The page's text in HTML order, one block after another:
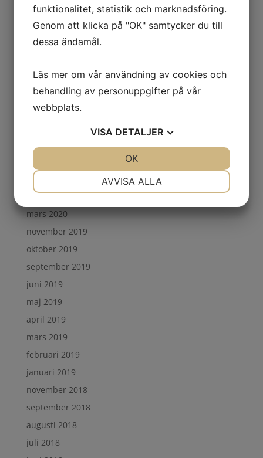
mars 2022
februari 2022
oktober 2021
april 2021
februari 2021
november 2020
maj 2020
april 2020
mars 2020
november 2019
oktober 2019
september 2019
juni 2019
maj 2019
april 2019
mars 2019
februari 2019
januari 2019
november 2018
september 2018
augusti 2018
juli 2018
funktionalitet, statistik och marknadsföring.
Genom att klicka på "OK" samtycker du till
dessa ändamål.
Läs mer om vår användning av cookies och
behandling av personuppgifter på vår
webbplats.
VISA DETALJER
MARKNADSFÖRING
AVVISA ALLA
OK